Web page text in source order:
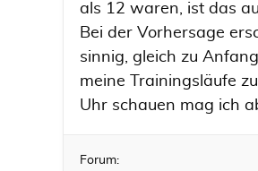
als 12 waren, ist das
Bei der Vorhersage
sinnig, gleich zu
meine Trainingsläufe
Uhr schauen mag ich
Forum: